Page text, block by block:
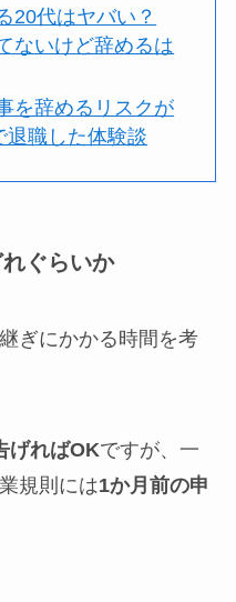
20代はヤバい？
ないけど辞めるは
を辞めるリスクが
退職した体験談
ぐらいか
ぎにかかる時間を考
げればOKですが、一
規則には1か月前の申